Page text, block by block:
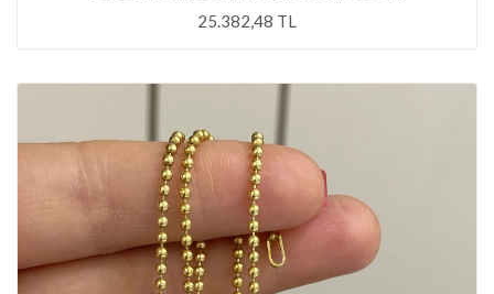
25.382,48 TL